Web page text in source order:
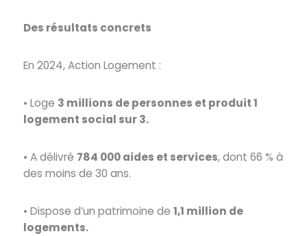
Des résultats concrets
En 2024, Action Logement :
• Loge 3 millions de personnes et produit 1
logement social sur 3.
• A délivré 784 000 aides et services, dont 66 % à
des moins de 30 ans.
• Dispose d’un patrimoine de 1,1 million de
logements.